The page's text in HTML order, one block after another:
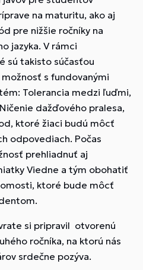
na maturitu, ako aj
pre nižšie ročníky na
jazyka. V rámci
sú takisto súčasťou
s fundovanými
Tolerancia medzi ľuďmi,
dažďového pralesa,
ktoré žiaci budú môcť
odpovediach. Počas
prehliadnuť aj
Viedne a tým obohatiť
ktoré bude môcť
si pripravil otvorenú
ročníka, na ktorú nás
srdečne pozýva.